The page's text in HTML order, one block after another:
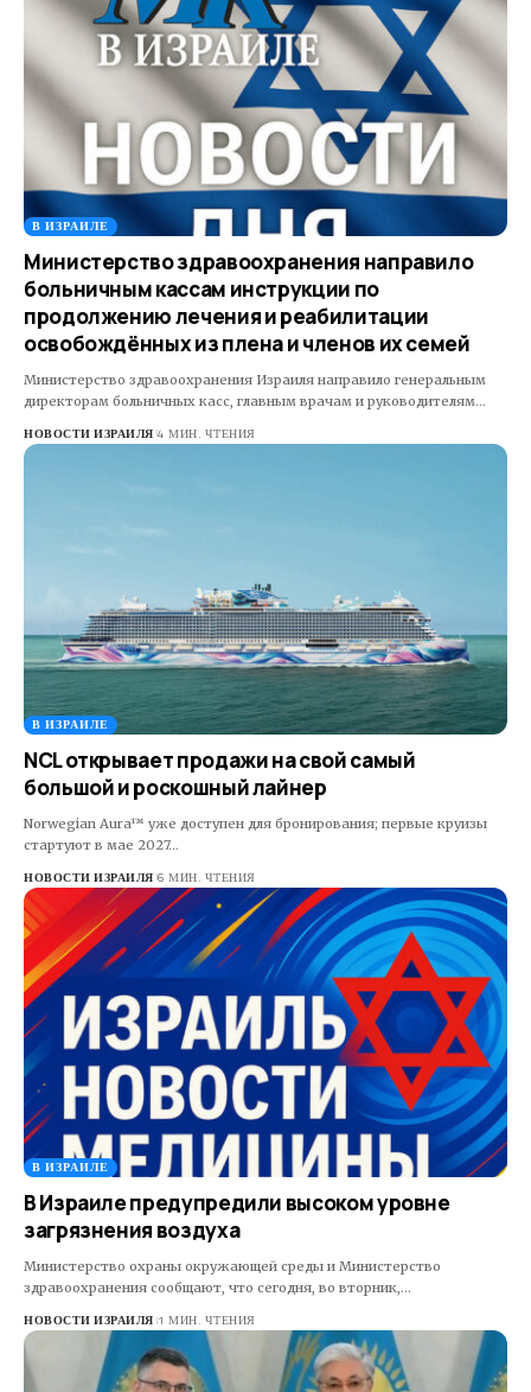
В ИЗРАИЛЕ
Министерство здравоохранения направило
больничным кассам инструкции по
продолжению лечения и реабилитации
освобождённых из плена и членов их семей
Министерство здравоохранения Израиля направило генеральным
директорам больничных касс, главным врачам и руководителям…
НОВОСТИ ИЗРАИЛЯ 4 МИН. ЧТЕНИЯ
В ИЗРАИЛЕ
NCL открывает продажи на свой самый
большой и роскошный лайнер
Norwegian Aura™ уже доступен для бронирования; первые круизы
стартуют в мае 2027…
НОВОСТИ ИЗРАИЛЯ 6 МИН. ЧТЕНИЯ
В ИЗРАИЛЕ
В Израиле предупредили высоком уровне
загрязнения воздуха
Министерство охраны окружающей среды и Министерство
здравоохранения сообщают, что сегодня, во вторник,…
НОВОСТИ ИЗРАИЛЯ 1 МИН. ЧТЕНИЯ